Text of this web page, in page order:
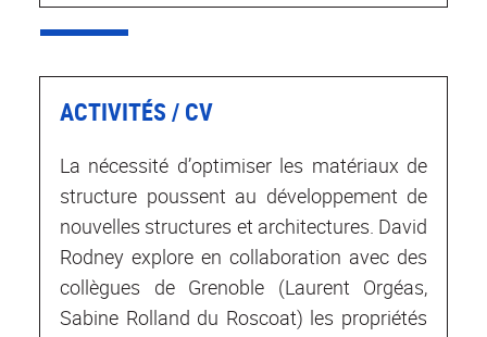
ACTIVITÉS / CV
La nécessité d’optimiser les matériaux de
structure poussent au développement de
nouvelles structures et architectures. David
Rodney explore en collaboration avec des
collègues de Grenoble (Laurent Orgéas,
Sabine Rolland du Roscoat) les propriétés